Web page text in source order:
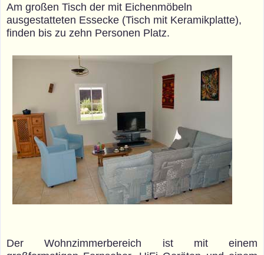
Am großen Tisch der mit Eichenmöbeln
ausgestatteten Essecke (Tisch mit Keramikplatte),
finden bis zu zehn Personen Platz.
Der Wohnzimmerbereich ist mit einem